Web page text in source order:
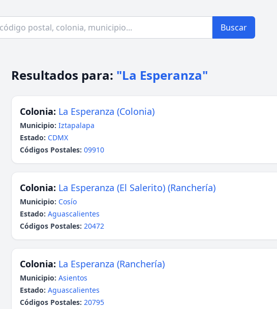
Buscar
Resultados para: "La Esperanza"
Colonia: La Esperanza (Colonia)
Municipio: Iztapalapa
Estado: CDMX
Códigos Postales: 09910
Colonia: La Esperanza (El Salerito) (Ranchería)
Municipio: Cosío
Estado: Aguascalientes
Códigos Postales: 20472
Colonia: La Esperanza (Ranchería)
Municipio: Asientos
Estado: Aguascalientes
Códigos Postales: 20795